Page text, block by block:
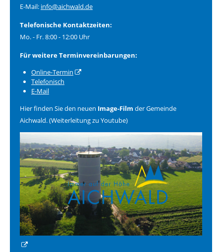
E-Mail: info@aichwald.de
Telefonische Kontaktzeiten:
Mo. - Fr. 8:00 - 12:00 Uhr
Für weitere Terminvereinbarungen:
Online-Termin
Telefonisch
E-Mail
Hier finden Sie den neuen Image-Film der Gemeinde
Aichwald. (Weiterleitung zu Youtube)